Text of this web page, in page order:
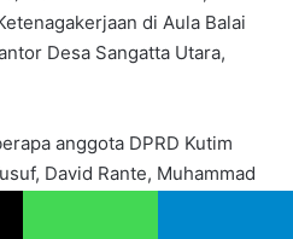
di Aula Balai
Desa Sangatta Utara,
anggota DPRD Kutim
David Rante, Muhammad